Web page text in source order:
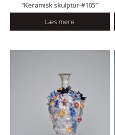
“Keramisk skulptur-#105”
Læs mere